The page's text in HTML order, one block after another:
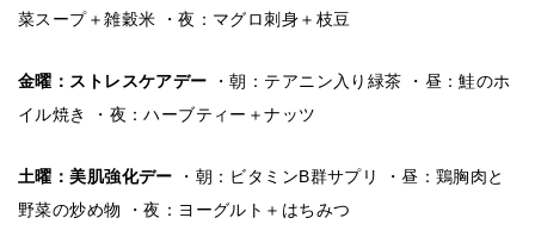
菜スープ＋雑穀米 ・夜：マグロ刺身＋枝豆
金曜：ストレスケアデー
・朝：テアニン入り緑茶 ・昼：鮭のホ
イル焼き ・夜：ハーブティー＋ナッツ
土曜：美肌強化デー
・朝：ビタミンB群サプリ ・昼：鶏胸肉と
野菜の炒め物 ・夜：ヨーグルト＋はちみつ